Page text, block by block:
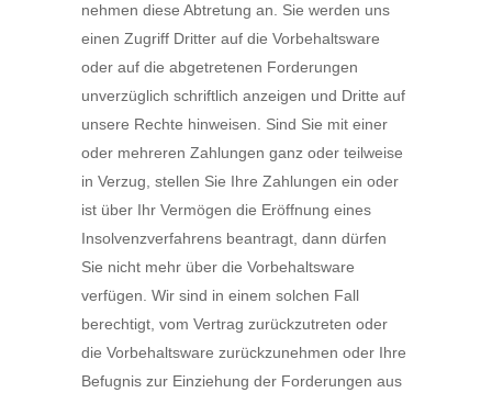
nehmen diese Abtretung an. Sie werden uns
einen Zugriff Dritter auf die Vorbehaltsware
oder auf die abgetretenen Forderungen
unverzüglich schriftlich anzeigen und Dritte auf
unsere Rechte hinweisen. Sind Sie mit einer
oder mehreren Zahlungen ganz oder teilweise
in Verzug, stellen Sie Ihre Zahlungen ein oder
ist über Ihr Vermögen die Eröffnung eines
Insolvenzverfahrens beantragt, dann dürfen
Sie nicht mehr über die Vorbehaltsware
verfügen. Wir sind in einem solchen Fall
berechtigt, vom Vertrag zurückzutreten oder
die Vorbehaltsware zurückzunehmen oder Ihre
Befugnis zur Einziehung der Forderungen aus